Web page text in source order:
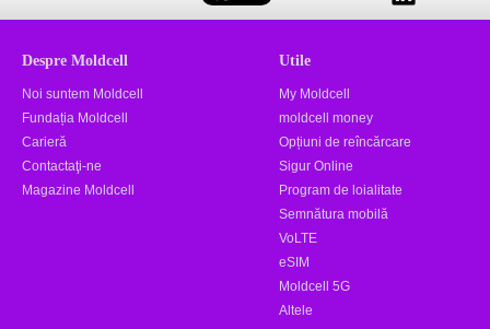
Despre Moldcell
Noi suntem Moldcell
Fundația Moldcell
Carieră
Contactaţi-ne
Magazine Moldcell
Utile
My Moldcell
moldcell money
Opțiuni de reîncărcare
Sigur Online
Program de loialitate
Semnătura mobilă
VoLTE
eSIM
Moldcell 5G
Altele